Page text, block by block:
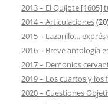
2013 – El Quijote [1605]
2014 – Articulaciones
2015 – Lazarillo… exprés
2016 – Breve antología
2017 – Demonios
2019 – Los cuartos y los
2020 – Cuestiones